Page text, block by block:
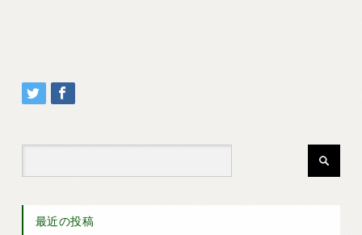
最近の投稿